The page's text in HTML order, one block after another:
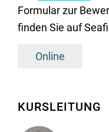
Formular zur
finden Sie auf
Online
KURSLEITUNG